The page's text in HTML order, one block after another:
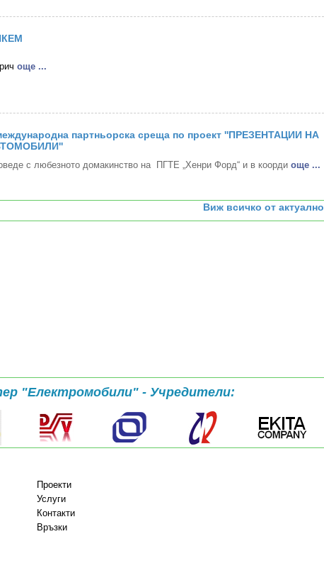
oще ...
партньорска среща по проект ''ПРЕЗЕНТАЦИИ НА
с любезното домакинство на ПГТЕ „Хенри Форд“ и в коорди oще ...
Виж всичко от актуално
"Електромобили" - Учредители:
Проекти
Услуги
Контакти
Връзки